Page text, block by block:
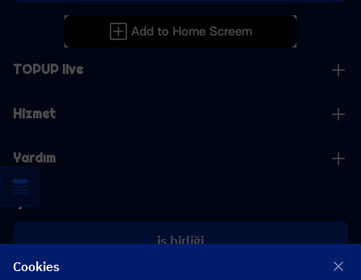
TOPUP live
Hizmet
Yardım
İş
iş birliği
Cookies